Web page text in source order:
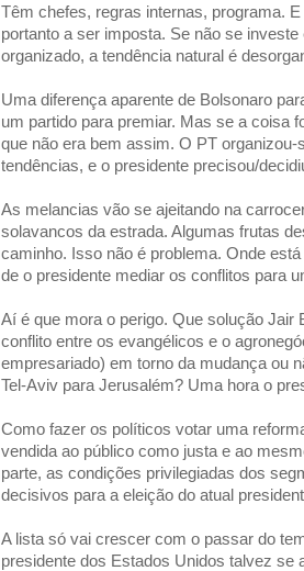
Têm chefes, regras internas, programa.
portanto a ser imposta. Se não se
organizado, a tendência natural é
Uma diferença aparente de Bolsonaro
um partido para premiar. Mas se a coisa
que não era bem assim. O PT
tendências, e o presidente precisou/
As melancias vão se ajeitando na
solavancos da estrada. Algumas frutas
caminho. Isso não é problema. Onde
de o presidente mediar os conflitos para
Aí é que mora o perigo. Que solução Jair
conflito entre os evangélicos e o
empresariado) em torno da mudança ou
Tel-Aviv para Jerusalém? Uma hora o
Como fazer os políticos votar uma
vendida ao público como justa e ao
parte, as condições privilegiadas dos
decisivos para a eleição do atual
A lista só vai crescer com o passar do
presidente dos Estados Unidos talvez se